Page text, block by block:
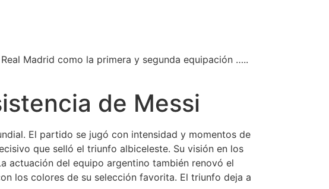
Madrid como la primera y segunda equipación …..
de Messi
El partido se jugó con intensidad y momentos de
que selló el triunfo albiceleste. Su visión en los
actuación del equipo argentino también renovó el
los colores de su selección favorita. El triunfo deja a